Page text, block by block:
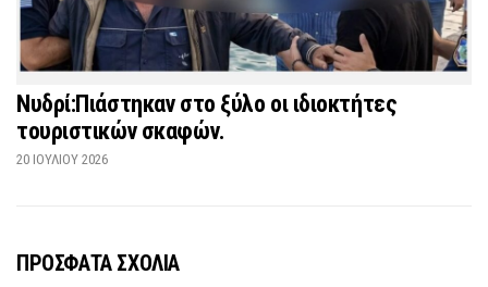
Νυδρί:Πιάστηκαν στο ξύλο οι ιδιοκτήτες
τουριστικών σκαφών.
20 ΙΟΥΛΊΟΥ 2026
ΠΡΟΣΦΑΤΑ ΣΧΟΛΙΑ